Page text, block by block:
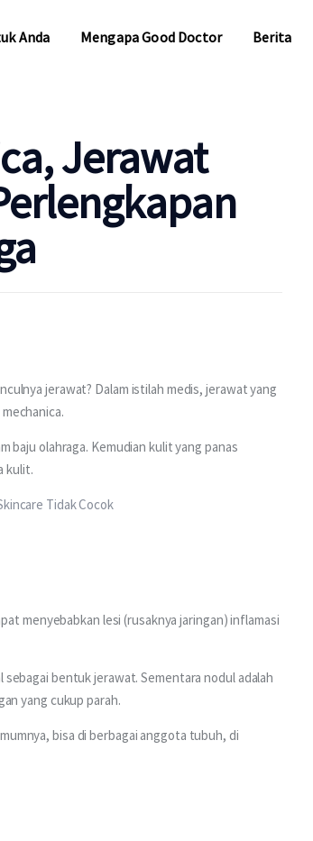
Anda Mengapa Good Doctor Berita
Jerawat
jerawat? Dalam istilah medis, jerawat yang
baju olahraga. Kemudian kulit yang panas
kulit.
Tidak Cocok
menyebabkan lesi (rusaknya jaringan) inflamasi
sebagai bentuk jerawat. Sementara nodul adalah
yang cukup parah.
bisa di berbagai anggota tubuh, di